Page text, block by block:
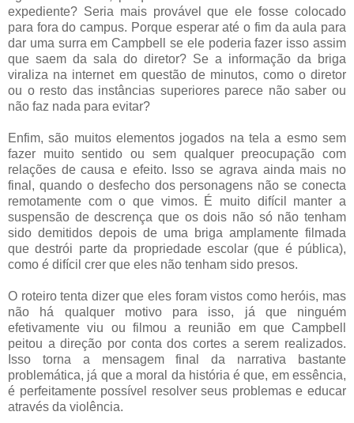
expediente? Seria mais provável que ele fosse colocado
para fora do campus. Porque esperar até o fim da aula para
dar uma surra em Campbell se ele poderia fazer isso assim
que saem da sala do diretor? Se a informação da briga
viraliza na internet em questão de minutos, como o diretor
ou o resto das instâncias superiores parece não saber ou
não faz nada para evitar?
Enfim, são muitos elementos jogados na tela a esmo sem
fazer muito sentido ou sem qualquer preocupação com
relações de causa e efeito. Isso se agrava ainda mais no
final, quando o desfecho dos personagens não se conecta
remotamente com o que vimos. É muito difícil manter a
suspensão de descrença que os dois não só não tenham
sido demitidos depois de uma briga amplamente filmada
que destrói parte da propriedade escolar (que é pública),
como é difícil crer que eles não tenham sido presos.
O roteiro tenta dizer que eles foram vistos como heróis, mas
não há qualquer motivo para isso, já que ninguém
efetivamente viu ou filmou a reunião em que Campbell
peitou a direção por conta dos cortes a serem realizados.
Isso torna a mensagem final da narrativa bastante
problemática, já que a moral da história é que, em essência,
é perfeitamente possível resolver seus problemas e educar
através da violência.